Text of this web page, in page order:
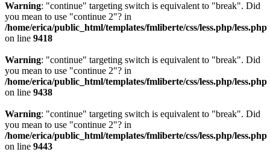
Warning: "continue" targeting switch is equivalent to "break". Did
you mean to use "continue 2"? in
/home/erica/public_html/templates/fmliberte/css/less.php/less.php
on line 9418
Warning: "continue" targeting switch is equivalent to "break". Did
you mean to use "continue 2"? in
/home/erica/public_html/templates/fmliberte/css/less.php/less.php
on line 9438
Warning: "continue" targeting switch is equivalent to "break". Did
you mean to use "continue 2"? in
/home/erica/public_html/templates/fmliberte/css/less.php/less.php
on line 9443